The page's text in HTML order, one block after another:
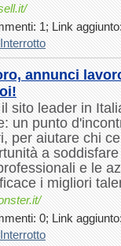
1; Link
annunci
sito leader in
un punto
per aiutare chi
a
e le
i migliori
0; Link